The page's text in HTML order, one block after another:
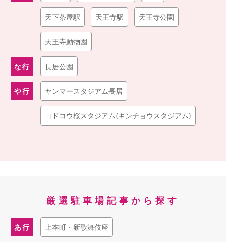
天下茶屋駅 天王寺駅 天王寺公園
天王寺動物園
な行 長居公園
や行 ヤンマースタジアム長居
ヨドコウ桜スタジアム(キンチョウスタジアム)
厳選駐車場記事から探す
あ行 上本町・新歌舞伎座